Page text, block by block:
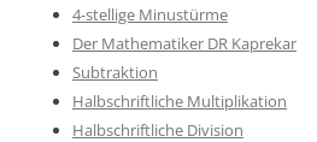
4-stellige Minustürme
Der Mathematiker DR Kaprekar
Subtraktion
Halbschriftliche Multiplikation
Halbschriftliche Division